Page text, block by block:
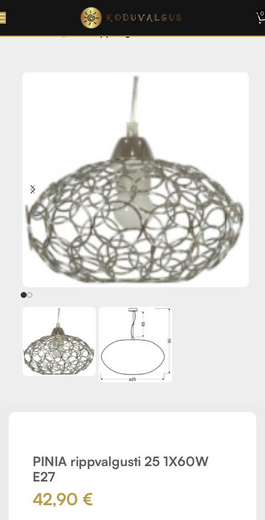
0
Rippvalgustid
PINIA rippvalgusti 25 1X60W
E27
42,90 €